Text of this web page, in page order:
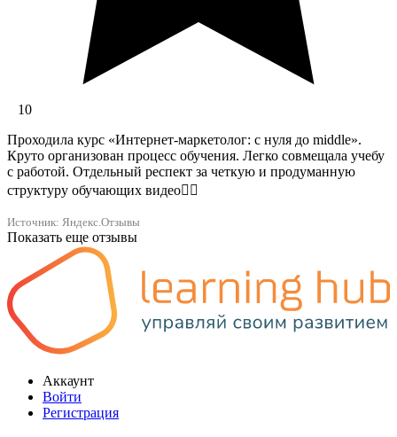
10
Проходила курс «Интернет-маркетолог: с нуля до middle».
Круто организован процесс обучения. Легко совмещала учебу
с работой. Отдельный респект за четкую и продуманную
структуру обучающих видео👍🏻
Источник: Яндекс.Отзывы
Показать еще отзывы
Аккаунт
Войти
Регистрация